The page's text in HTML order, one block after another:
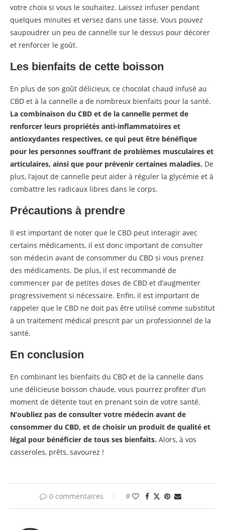
votre choix si vous le souhaitez. Laissez infuser pendant
quelques minutes et versez dans une tasse. Vous pouvez
saupoudrer un peu de cannelle sur le dessus pour décorer
et renforcer le goût.
Les bienfaits de cette boisson
En plus de son goût délicieux, ce chocolat chaud infusé au
CBD et à la cannelle a de nombreux bienfaits pour la santé.
La combinaison du CBD et de la cannelle permet de
renforcer leurs propriétés anti-inflammatoires et
antioxydantes respectives, ce qui peut être bénéfique
pour les personnes souffrant de problèmes musculaires et
articulaires, ainsi que pour prévenir certaines maladies. De
plus, l’ajout de cannelle peut aider à réguler la glycémie et à
combattre les radicaux libres dans le corps.
Précautions à prendre
Il est important de noter que le CBD peut interagir avec
certains médicaments, il est donc important de consulter
son médecin avant de consommer du CBD si vous prenez
des médicaments. De plus, il est recommandé de
commencer par de petites doses de CBD et d’augmenter
progressivement si nécessaire. Enfin, il est important de
rappeler que le CBD ne doit pas être utilisé comme substitut
à un traitement médical prescrit par un professionnel de la
santé.
En conclusion
En combinant les bienfaits du CBD et de la cannelle dans
une délicieuse boisson chaude, vous pourrez profiter d’un
moment de détente tout en prenant soin de votre santé.
N’oubliez pas de consulter votre médecin avant de
consommer du CBD, et de choisir un produit de qualité et
légal pour bénéficier de tous ses bienfaits. Alors, à vos
casseroles, prêts, savourez !
0 commentaires 0